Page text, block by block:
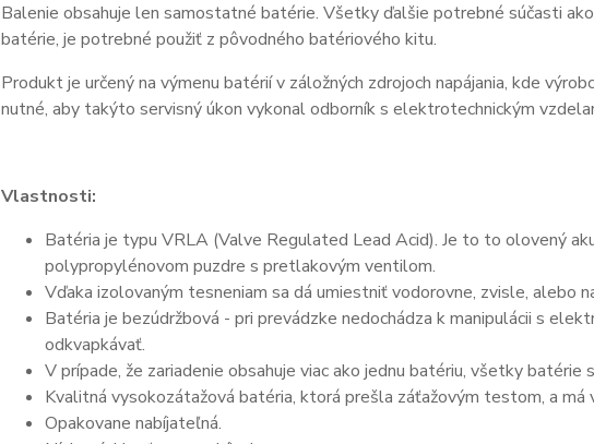
Balenie obsahuje len samostatné batérie. Všetky ďalšie potrebné súčasti
batérie, je potrebné použiť z pôvodného batériového kitu.
Produkt je určený na výmenu batérií v záložných zdrojoch napájania, kde
nutné, aby takýto servisný úkon vykonal odborník s elektrotechnickým
Vlastnosti:
Batéria je typu VRLA (Valve Regulated Lead Acid). Je to to olovený
polypropylénovom puzdre s pretlakovým ventilom.
Vďaka izolovaným tesneniam sa dá umiestniť vodorovne, zvisle, alebo
Batéria je bezúdržbová - pri prevádzke nedochádza k manipulácii s
odkvapkávať.
V prípade, že zariadenie obsahuje viac ako jednu batériu, všetky batérie
Kvalitná vysokozátažová batéria, ktorá prešla záťažovým testom, a
Opakovane nabíjateľná.